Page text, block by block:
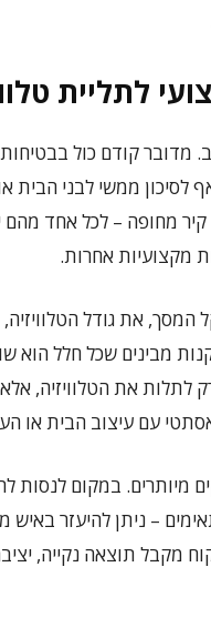
לתליית
מדובר קודם כול
לסיכון ממשי לבני הבית
קיר מחופה – לכל אחד
מקצועיות אחרות.
המסך, את גודל
מבינים שכל חלל הוא
לתלות את הטלוויזיה,
עם עיצוב הבית או
מיותרים. במקום לנסות
– ניתן להיעזר באיש
מקבל תוצאה נקייה,